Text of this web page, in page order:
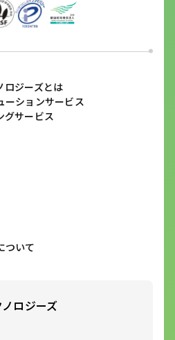
ロジーズとは
ーションサービス
グサービス
ついて
ロジーズ